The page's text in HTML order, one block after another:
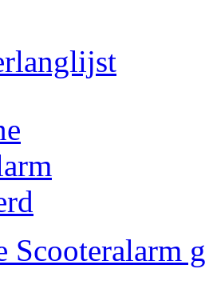
Scooteralarm